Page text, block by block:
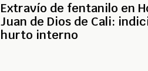
Extravío de fentanilo en
Juan de Dios de Cali:
hurto interno